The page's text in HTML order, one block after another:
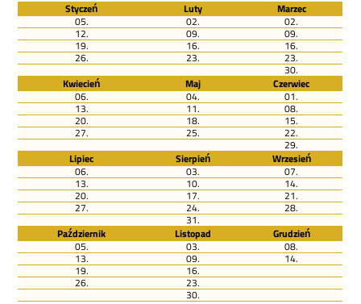
Styczeń Luty
Marzec
05.
02. 02.
12. 09. 09.
19. 16. 16.
26. 23. 23.
30.
Kwiecień
Maj
Czerwiec
06.
04. 01.
13. 11. 08.
20. 18. 15.
27. 25. 22.
29.
Lipiec
Sierpień
Wrzesień
06.
03. 07.
13. 10. 14.
20. 17. 21.
27. 24. 28.
31.
Październik
Listopad
Grudzień
05.
03. 08.
13. 09. 14.
19. 16.
26. 23.
30.